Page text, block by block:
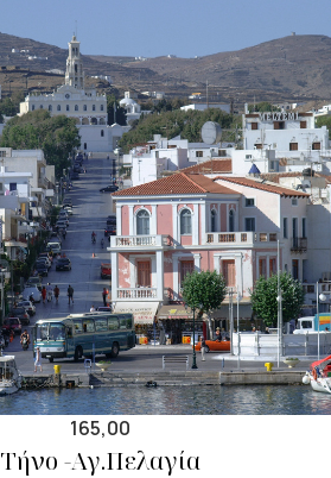
165,00
Τήνο -Αγ.Πελαγία